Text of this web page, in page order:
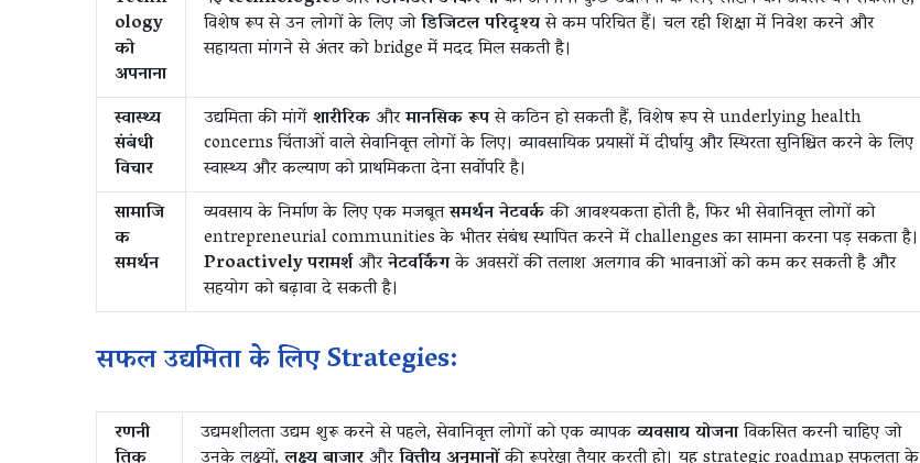
ology
को
अपनाना
विशेष रूप से उन लोगों के लिए जोडिजिटल परिदृश्यसे कम परिचित हैं। चल रही शिक्षा में निवेश करने और
सहायता मांगने से अंतर को bridge में मदद मिल सकती है।
स्वास्थ्य
संबंधी
विचार
उद्यमिता की मांगेंशारीरिक औरमानसिक रूपसे कठिन हो सकती हैं, विशेष रूप से underlying health
concerns चिंताओं वाले सेवानिवृत्त लोगों के लिए। व्यावसायिक प्रयासों में दीर्घायु और स्थिरता सुनिश्चित करने के लिए
स्वास्थ्य और कल्याण को प्राथमिकता देना सर्वोपरि है।
सामाजि
क
समर्थन
व्यवसाय के निर्माण के लिए एक मजबूतसमर्थन नेटवर्ककी आवश्यकता होती है, फिर भी सेवानिवृत्त लोगों को
entrepreneurial communities के भीतर संबंध स्थापित करने में challenges का सामना करना पड़ सकता है।
Proactivelyपरामर्शऔरनेटवर्किंगके अवसरों की तलाश अलगाव की भावनाओं को कम कर सकती है और
सहयोग को बढ़ावा दे सकती है।
सफल उद्यमिता के लिए Strategies:
रणनी उद्यमशीलता उद्यम शुरू करने से पहले, सेवानिवृत्त लोगों को एक व्यापकव्यवसाय योजनाविकसित करनी चाहिए जो